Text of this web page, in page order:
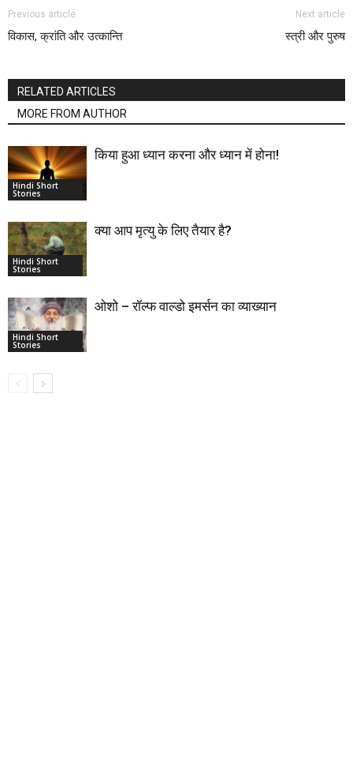
Previous article
विकास, क्रांति और उत्कान्ति
Next article
स्‍त्री और पुरुष
RELATED ARTICLES
MORE FROM AUTHOR
Hindi Short
Stories
किया हुआ ध्यान करना और ध्यान में होना!
Hindi Short
Stories
क्या आप मृत्यु के लिए तैयार है?
Hindi Short
Stories
ओशो – रॉल्फ वाल्डो इमर्सन का व्याख्यान